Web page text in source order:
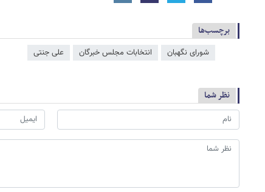
برچسب‌ها
شورای نگهبان انتخابات مجلس خبرگان علی جنتی
نظر شما